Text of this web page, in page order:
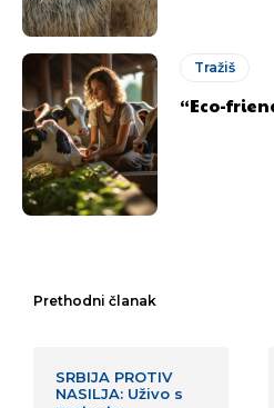
Tražiš
“Eco-
Prethodni članak
SRBIJA PROTIV
NASILJA: Uživo s